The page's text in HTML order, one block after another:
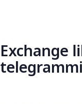
Exchange